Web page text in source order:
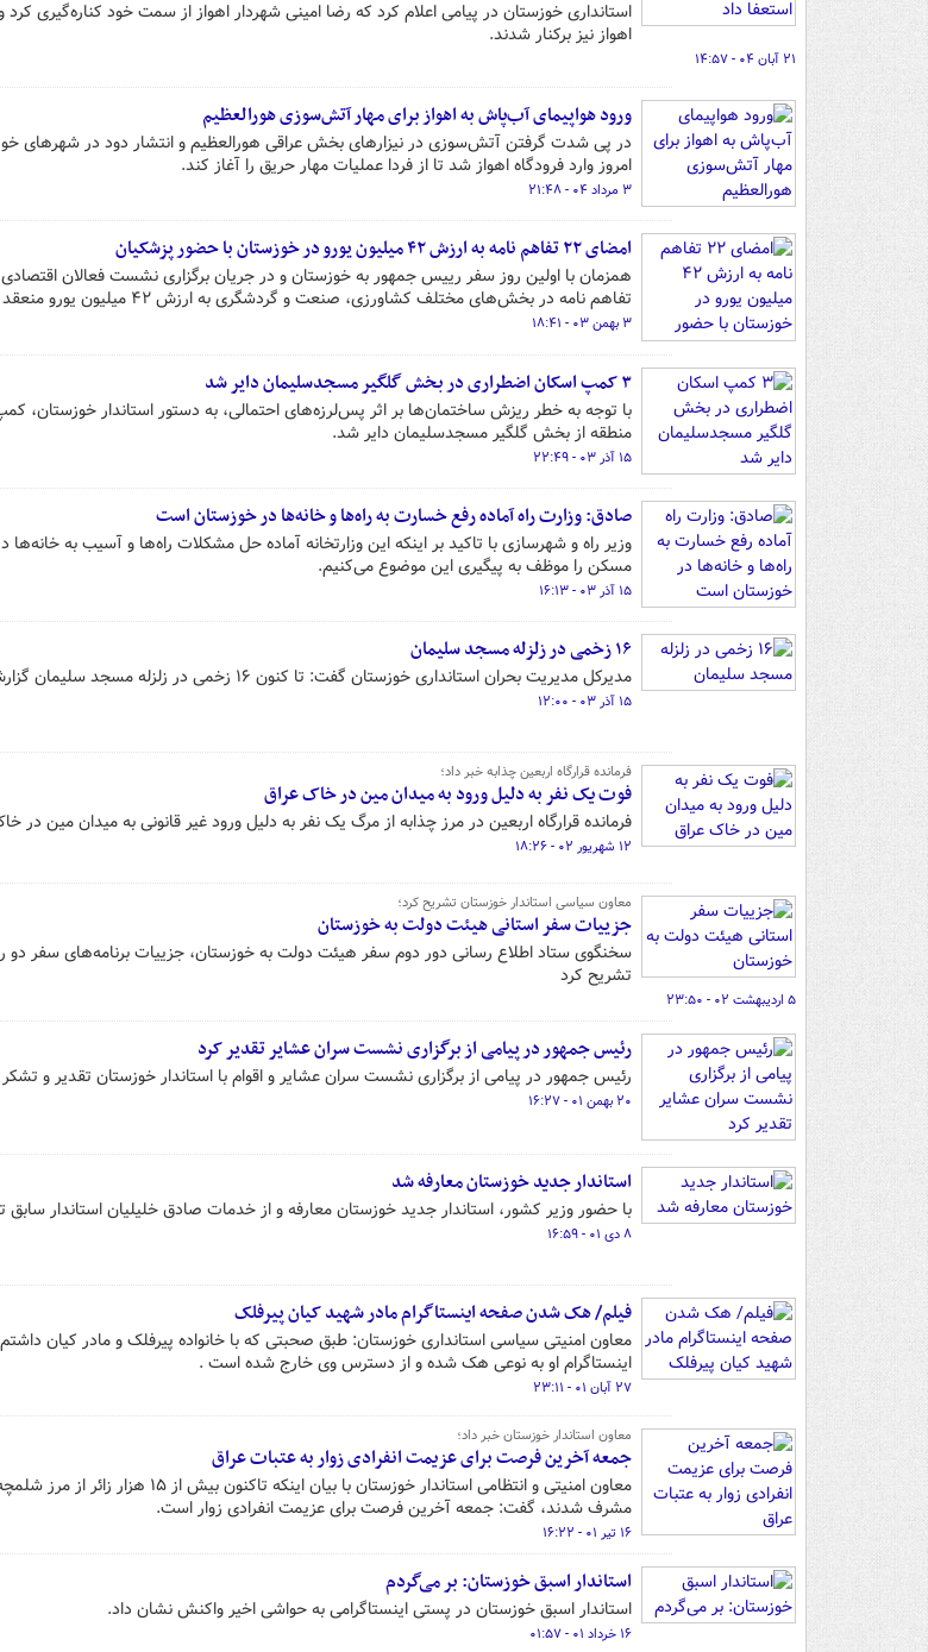
استانداری خوزستان در پیامی اعلام کرد که رضا امینی شهردار اهواز از سمت خود کناره‌گیری
اهواز نیز برکنار شدند.
۲۱ آبان ۰۴ - ۱۴:۵۷
ورود هواپیمای آب‌پاش به اهواز برای مهار آتش‌سوزی هورالعظیم
در پی شدت گرفتن آتش‌سوزی در نیزارهای بخش عراقی هورالعظیم و انتشار دود در شهرهای
امروز وارد فرودگاه اهواز شد تا از فردا عملیات مهار حریق را آغاز کند.
۳ مرداد ۰۴ - ۲۱:۴۸
امضای ۲۲ تفاهم نامه به ارزش ۴۲ میلیون یورو در خوزستان با حضور پزشکیان
تفاهم نامه در بخش‌های مختلف کشاورزی، صنعت و گردشگری به ارزش ۴۲ میلیون یورو منعقد شد.
۳ بهمن ۰۳ - ۱۸:۴۱
۳ کمپ‌ اسکان اضطراری در بخش گلگیر مسجدسلیمان دایر شد
با توجه به خطر ریزش ساختمان‌ها بر اثر پس‌لرزه‌های احتمالی، به دستور استاندار خوزستان،
منطقه از بخش گلگیر مسجدسلیمان دایر شد.
۱۵ آذر ۰۳ - ۲۲:۴۹
صادق:‌ وزارت راه آماده رفع خسارت به راه‌ها و خانه‌ها در خوزستان است
وزیر راه و شهرسازی با تاکید بر اینکه این وزارتخانه آماده حل مشکلات راه‌ها و آسیب به خانه‌ها
مسکن را موظف به پیگیری این موضوع می‌کنیم.
۱۵ آذر ۰۳ - ۱۶:۱۳
۱۶ زخمی در زلزله مسجد سلیمان
مدیرکل مدیریت بحران استانداری خوزستان گفت: تا کنون ۱۶ زخمی در زلزله مسجد سلیمان گزارش شده است.
۱۵ آذر ۰۳ - ۱۲:۰۰
فرمانده قرارگاه اربعین چذابه خبر داد؛
فوت یک نفر به دلیل ورود به میدان مین در خاک عراق
فرمانده قرارگاه اربعین در مرز چذابه از مرگ یک نفر به دلیل ورود غیر قانونی به میدان مین در
۱۲ شهریور ۰۲ - ۱۸:۲۶
معاون سیاسی استاندار خوزستان تشریح کرد؛
جزییات سفر استانی هیئت دولت به خوزستان
سخنگوی ستاد اطلاع رسانی دور دوم سفر هیئت دولت به خوزستان، جزییات برنامه‌های سفر دو
تشریح کرد
۵ اردیبهشت ۰۲ - ۲۳:۵۰
رئیس جمهور در پیامی از برگزاری نشست سران عشایر تقدیر کرد
رئیس جمهور در پیامی از برگزاری نشست سران عشایر و اقوام با استاندار خوزستان تقدیر و
۲۰ بهمن ۰۱ - ۱۶:۲۷
استاندار جدید خوزستان معارفه شد
با حضور وزیر کشور، استاندار جدید خوزستان معارفه و از خدمات صادق خلیلیان استاندار سابق
۸ دی ۰۱ - ۱۶:۵۹
فیلم/ هک شدن صفحه اینستاگرام مادر شهید کیان پیرفلک
معاون امنیتی سیاسی استانداری خوزستان: طبق صحبتی که با خانواده پیرفلک و مادر کیان
اینستاگرام او به نوعی هک شده و از دسترس وی خارج شده است .
۲۷ آبان ۰۱ - ۲۳:۱۱
معاون استاندار خوزستان خبر داد؛
جمعه آخرین فرصت برای عزیمت انفرادی زوار به عتبات عراق
معاون امنیتی و انتظامی استاندار خوزستان با بیان
مشرف شدند، گفت: جمعه آخرین فرصت برای عزیمت انفرادی زوار است.
۱۶ تیر ۰۱ - ۱۶:۲۲
استاندار اسبق خوزستان: بر می‌گردم
استاندار اسبق خوزستان در پستی اینستاگرامی به حواشی اخیر واکنش نشان داد.
۱۶ خرداد ۰۱ - ۰۱:۵۷